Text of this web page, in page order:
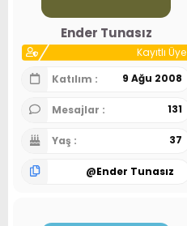
Ender Tunasız
Kayıtlı Üye
Katılım
9 Ağu 2008
Mesajlar 131
Yaş 37
@Ender Tunasız